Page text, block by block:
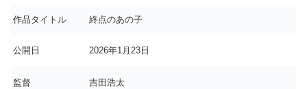
作品タイトル 終点のあの子
公開日 2026年1月23日
監督 吉田浩太